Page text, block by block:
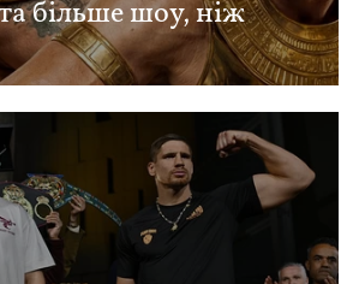
більше шоу, ніж